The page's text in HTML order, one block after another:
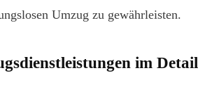
Umzug zu gewährleisten.
im Detail